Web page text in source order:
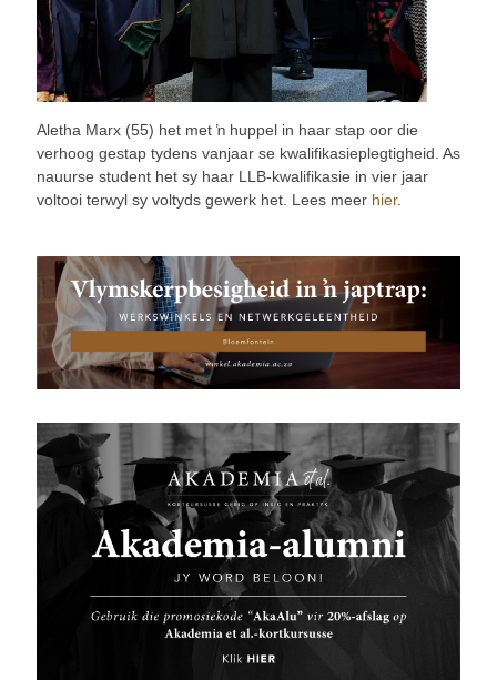
Aletha Marx (55) het met ŉ huppel in haar stap oor die
verhoog gestap tydens vanjaar se kwalifikasieplegtigheid. As
nauurse student het sy haar LLB-kwalifikasie in vier jaar
voltooi terwyl sy voltyds gewerk het. Lees meer hier.